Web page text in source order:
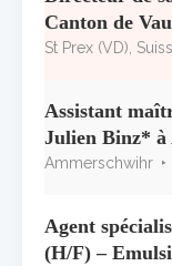
7
40
3
Canton de
St Prex (VD),
Assistant
Julien Binz*
Ammerschwihr
Agent
(H/F) –